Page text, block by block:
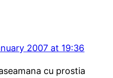
2007 at 19:36
cu prostia